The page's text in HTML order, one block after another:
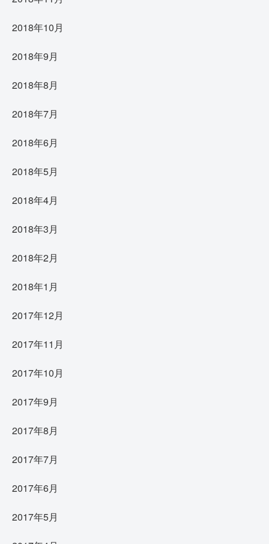
2018年10月
2018年9月
2018年8月
2018年7月
2018年6月
2018年5月
2018年4月
2018年3月
2018年2月
2018年1月
2017年12月
2017年11月
2017年10月
2017年9月
2017年8月
2017年7月
2017年6月
2017年5月